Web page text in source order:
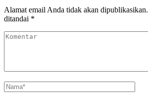
Alamat email Anda tidak akan dipublikasikan.
ditandai *